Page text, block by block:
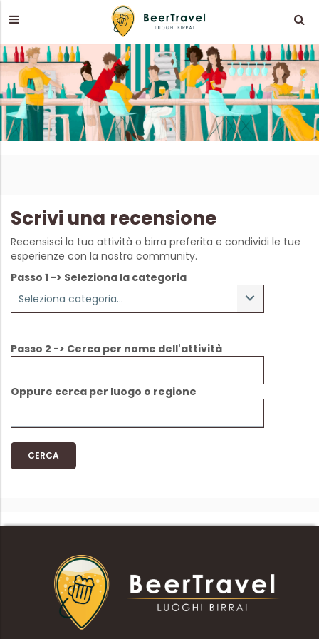
Scrivi una recensione
Recensisci la tua attività o birra preferita e condividi le tue
esperienze con la nostra community.
Passo 1 -> Seleziona la categoria
Seleziona categoria...
Passo 2 -> Cerca per nome dell'attività
Oppure cerca per luogo o regione
CERCA